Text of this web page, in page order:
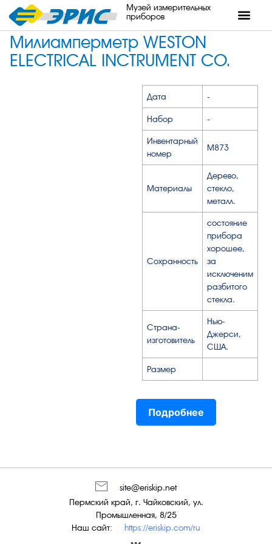
Музей измерительных
приборов
Милиамперметр WESTON
ELECTRICAL INCTRUMENT CO.
Дата -
Набор -
Инвентарный
номер
М873
Материалы
Дерево,
стекло,
металл.
Сохранность
состояние
прибора
хорошее,
за
исключеним
разбитого
стекла.
Страна-
изготовитель
Нью-
Джерси,
США.
Размер
Подробнее
Наш сайт: https://eriskip.com/ru
Пермский край, г. Чайковский, ул.
Промышленная, 8/25
site@eriskip.net